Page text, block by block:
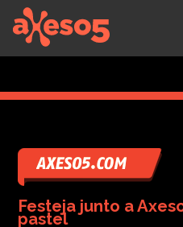
axeso5
Festeja junto a
pastel